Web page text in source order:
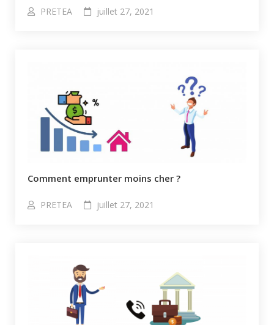
PRETEA juillet 27, 2021
Comment emprunter moins cher ?
PRETEA juillet 27, 2021